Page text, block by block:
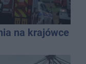
na krajówce